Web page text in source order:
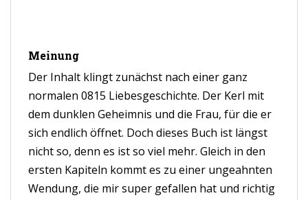
Meinung
Der Inhalt klingt zunächst nach einer ganz
normalen 0815 Liebesgeschichte. Der Kerl mit
dem dunklen Geheimnis und die Frau, für die er
sich endlich öffnet. Doch dieses Buch ist längst
nicht so, denn es ist so viel mehr. Gleich in den
ersten Kapiteln kommt es zu einer ungeahnten
Wendung, die mir super gefallen hat und richtig